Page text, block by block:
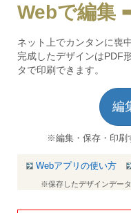
Webで編集
ネット上でカンタンに喪
完成したデザインはPDF
タで印刷できます。
編
※編集・保存・印刷
Webアプリの使い方
※保存したデザインデータ